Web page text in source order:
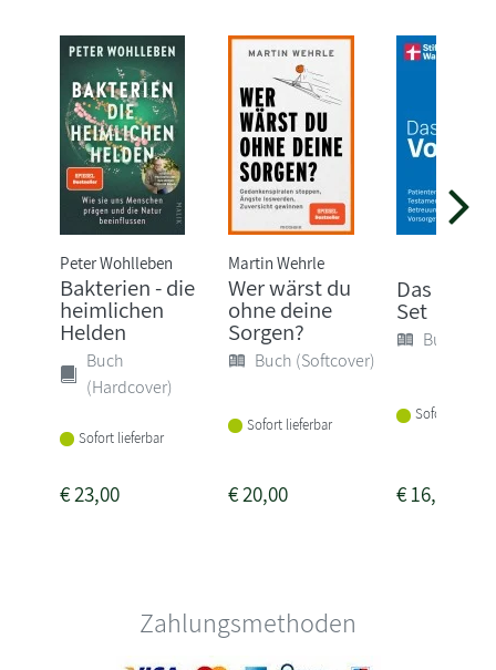
Peter Wohlleben
Bakterien - die
heimlichen
Helden
Buch
(Hardcover)
Sofort lieferbar
€23,00
Martin Wehrle
Wer wärst du
ohne deine
Sorgen?
Buch (Softcover)
Sofort lieferbar
€20,00
Das
Set
Buch
Sofort
€16,90
Zahlungsmethoden